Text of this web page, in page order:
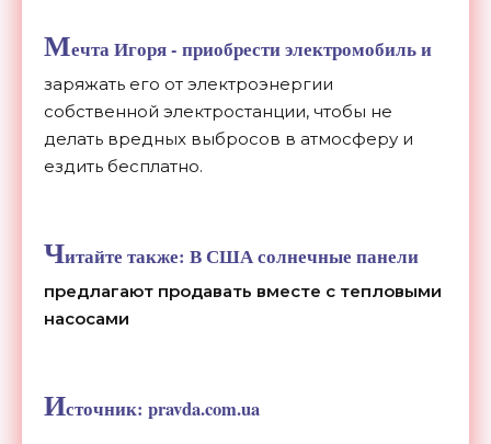
Мечта Игоря - приобрести электромобиль и
заряжать его от электроэнергии
собственной электростанции, чтобы не
делать вредных выбросов в атмосферу и
ездить бесплатно.
Читайте также: В США солнечные панели
предлагают продавать вместе с тепловыми
насосами
Источник: pravda.com.ua